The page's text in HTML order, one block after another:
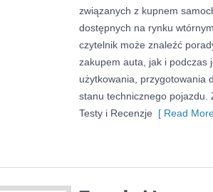
związanych z kupnem
dostępnych na rynku
czytelnik może znaleźć
zakupem auta, jak i podczas
użytkowania, przygotowania
stanu technicznego pojazdu.
Testy i Recenzje [ Read